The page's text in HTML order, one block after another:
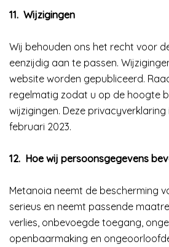
11. Wijzigingen
Wij behouden ons het recht voor
eenzijdig aan te passen.
website worden gepubliceerd.
regelmatig zodat u op de hoogte
wijzigingen. Deze
februari 2023.
12. Hoe wij persoonsgegevens
Metanoia neemt de bescherming
serieus en neemt passende
verlies, onbevoegde toegang,
openbaarmaking en